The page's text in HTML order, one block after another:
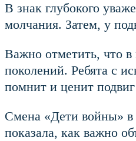
В знак глубокого
молчания. Затем, у
Важно отметить, что
поколений. Ребята с
помнит и ценит
Смена «Дети войны» в
показала, как важно